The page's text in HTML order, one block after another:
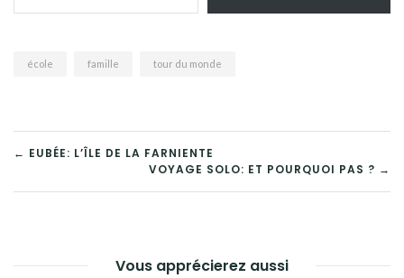
école famille tour du monde
NAVIGATION
DE
← EUBÉE: L’ÎLE DE LA FARNIENTE
VOYAGE SOLO: ET POURQUOI PAS ? →
Vous apprécierez aussi